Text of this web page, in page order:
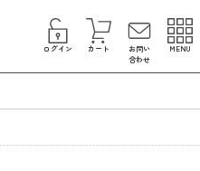
ログイン カート
お問い
合わせ
MENU